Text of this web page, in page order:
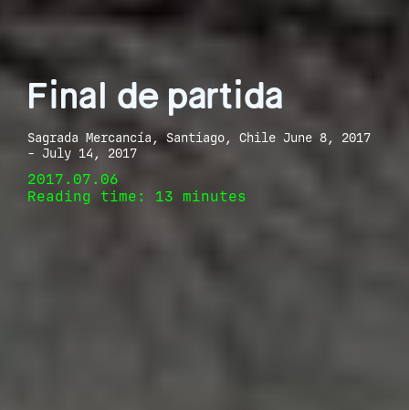
Final de partida
Sagrada Mercancía, Santiago, Chile June 8, 2017
- July 14, 2017
2017.07.06
Reading time: 13 minutes